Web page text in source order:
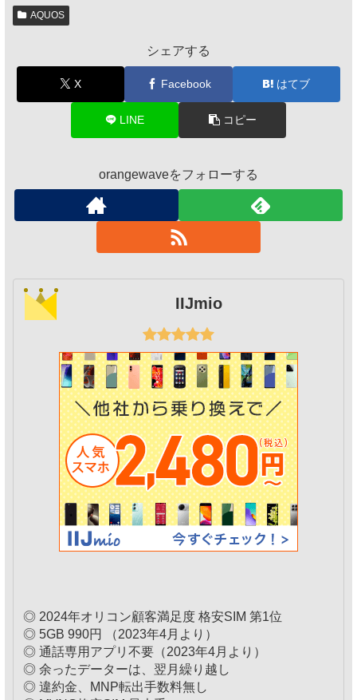
AQUOS
シェアする
X Facebook はてブ
LINE コピー
orangewaveをフォローする
IIJmio
◎ 2024年オリコン顧客満足度 格安SIM 第1位
◎ 5GB 990円 （2023年4月より）
◎ 通話専用アプリ不要（2023年4月より）
◎ 余ったデーターは、翌月繰り越し
◎ 違約金、MNP転出手数料無し